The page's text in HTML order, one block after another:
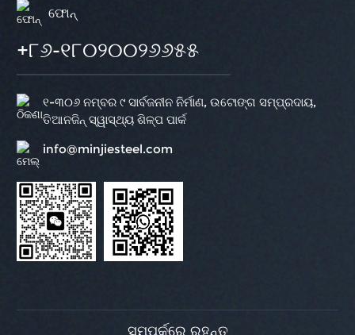
ଫୋନ୍‌
+୮୬-୧୮୦୨୦୦୨୬୬୫୫
୧-୩୦୬ ନମ୍ବର ୯ ସାର୍ବଜନୀନ ନିର୍ମାଣ, ଉଟୋଙ୍ଗ ସମ୍ପ୍ରଦାୟ,
ତିଆନଜିନ୍ ସ୍ୱାସ୍ଥ୍ୟ ଶିଳ୍ପ ପାର୍କ
info@minjiesteel.com
ସମ୍ପର୍କରେ ରୁହନ୍ତୁ